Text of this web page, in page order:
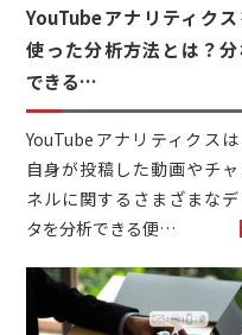
YouTubeアナリティクス
使った分析方法とは？分
できる…
YouTubeアナリティクスは
自身が投稿した動画やチ
ネルに関するさまざまな
タを分析できる便…